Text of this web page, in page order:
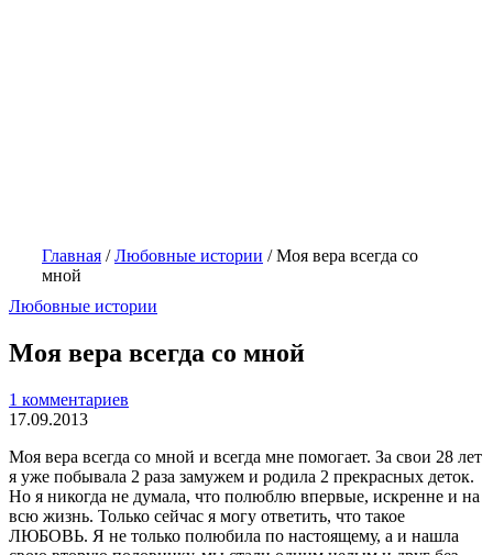
Главная /Любовные истории /Моя вера всегда со
мной
Любовные истории
Моя вера всегда со мной
1 комментариев
17.09.2013
Моя вера всегда со мной и всегда мне помогает. За свои 28 лет
я уже побывала 2 раза замужем и родила 2 прекрасных деток.
Но я никогда не думала, что полюблю впервые, искренне и на
всю жизнь. Только сейчас я могу ответить, что такое
ЛЮБОВЬ. Я не только полюбила по настоящему, а и нашла